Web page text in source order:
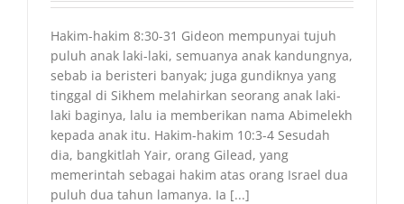
Hakim-hakim 8:30-31 Gideon mempunyai tujuh
puluh anak laki-laki, semuanya anak kandungnya,
sebab ia beristeri banyak; juga gundiknya yang
tinggal di Sikhem melahirkan seorang anak laki-
laki baginya, lalu ia memberikan nama Abimelekh
kepada anak itu. Hakim-hakim 10:3-4 Sesudah
dia, bangkitlah Yair, orang Gilead, yang
memerintah sebagai hakim atas orang Israel dua
puluh dua tahun lamanya. Ia [...]